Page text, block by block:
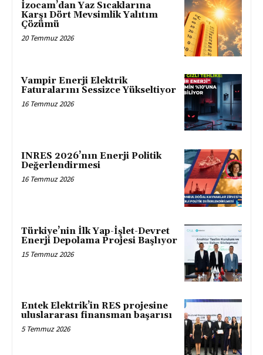
İzocam’dan Yaz Sıcaklarına
Karşı Dört Mevsimlik Yalıtım
Çözümü
20 Temmuz 2026
Vampir Enerji Elektrik
Faturalarını Sessizce Yükseltiyor
16 Temmuz 2026
INRES 2026’nın Enerji Politik
Değerlendirmesi
16 Temmuz 2026
Türkiye’nin İlk Yap-İşlet-Devret
Enerji Depolama Projesi Başlıyor
15 Temmuz 2026
Entek Elektrik’in RES projesine
uluslararası finansman başarısı
5 Temmuz 2026